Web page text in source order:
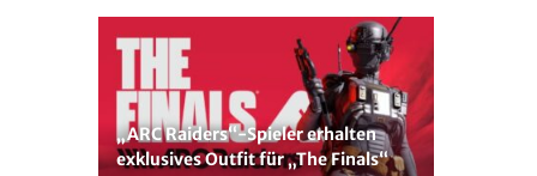
„ARC Raiders“-Spieler erhalten
exklusives Outfit für „The Finals“